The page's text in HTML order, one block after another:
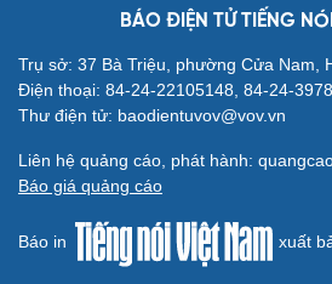
BÁO ĐIỆN TỬ TIẾNG
Trụ sở: 37 Bà Triệu, phường Cửa Nam,
Điện thoại: 84-24-22105148, 84-24-
Thư điện tử: baodientuvov@vov.vn
Liên hệ quảng cáo, phát hành:
Báo giá quảng cáo
Báo in xuất